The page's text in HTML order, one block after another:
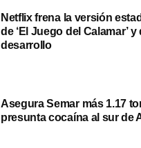
Netflix frena la versión
de ‘El Juego del Calamar’
desarrollo
Asegura Semar más 1.17
presunta cocaína al sur de